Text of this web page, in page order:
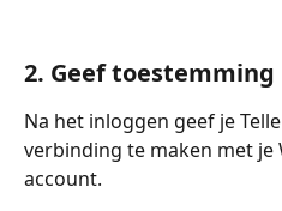
2. Geef toestemming
Na het inloggen geef je
verbinding te maken met je
account.